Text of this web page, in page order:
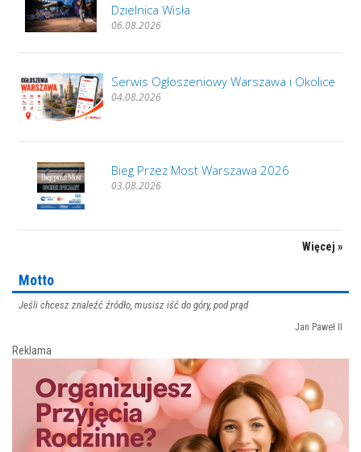
Dzielnica Wisła
06.08.2026
Serwis Ogłoszeniowy Warszawa i Okolice
04.08.2026
Bieg Przez Most Warszawa 2026
03.08.2026
Więcej »
Motto
Jeśli chcesz znaleźć źródło, musisz iść do góry, pod prąd
Jan Paweł II
Reklama